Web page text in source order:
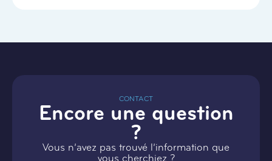
CONTACT
Encore une question
?
Vous n’avez pas trouvé l’information que
vous cherchiez ?